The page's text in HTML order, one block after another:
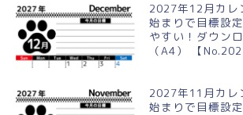
2027年12月カレ
始まりで目標設
やすい！ダウン
（A4） 【
2027年11月カレ
始まりで目標設